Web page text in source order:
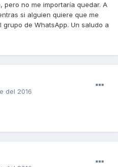
pero no me importaría quedar. A
si alguien quiere que me
de WhatsApp. Un saludo a
del 2016